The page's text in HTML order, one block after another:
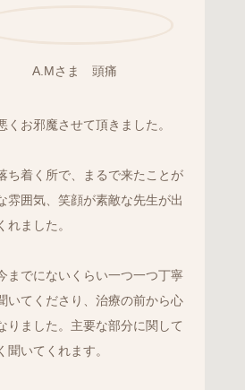
A.Mさま 頭痛
くお邪魔させて頂きました。
ち着く所で、まるで来たことが
雰囲気、笑顔が素敵な先生が出
れました。
までにないくらい一つ一つ丁寧
いてくださり、治療の前から心
りました。主要な部分に関して
聞いてくれます。